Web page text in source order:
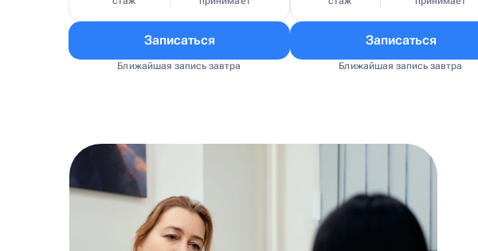
Записаться
Ближайшая запись завтра
Записаться
Ближайшая запись завтра